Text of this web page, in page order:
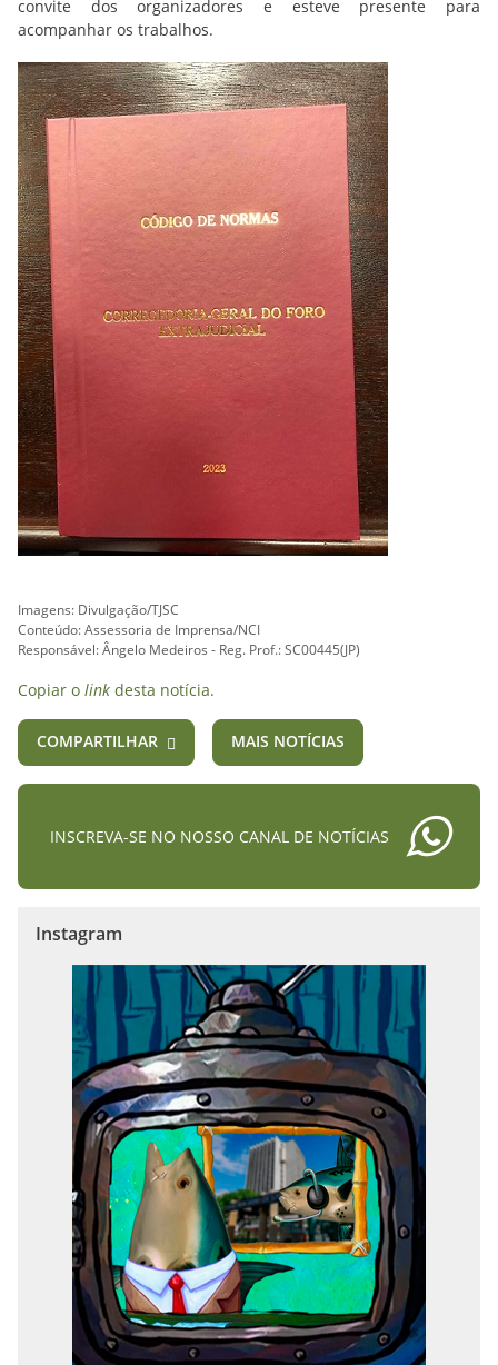
convite dos organizadores e esteve presente para
acompanhar os trabalhos.
Imagens: Divulgação/TJSC
Conteúdo: Assessoria de Imprensa/NCI
Responsável: Ângelo Medeiros - Reg. Prof.: SC00445(JP)
Copiar o link desta notícia.
COMPARTILHAR MAIS NOTÍCIAS
INSCREVA-SE NO NOSSO CANAL DE NOTÍCIAS
Instagram